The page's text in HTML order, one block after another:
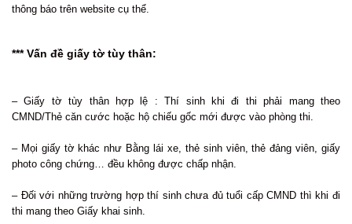
thông báo trên website cụ thể.
*** Vấn đề giấy tờ tùy thân:
– Giấy tờ tùy thân hợp lệ : Thí sinh khi đi thi phải mang theo
CMND/Thẻ căn cước hoặc hộ chiếu gốc mới được vào phòng thi.
– Mọi giấy tờ khác như Bằng lái xe, thẻ sinh viên, thẻ đảng viên, giấy
photo công chứng… đều không được chấp nhận.
– Đối với những trường hợp thí sinh chưa đủ tuổi cấp CMND thì khi đi
thi mang theo Giấy khai sinh.